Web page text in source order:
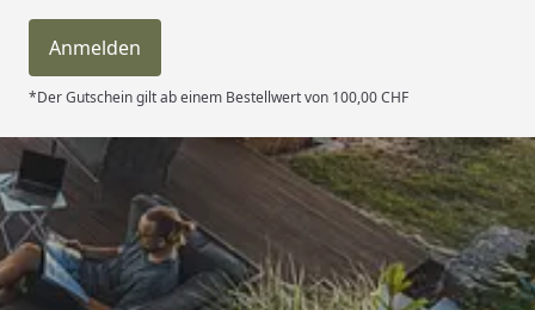
Anmelden
*Der Gutschein gilt ab einem Bestellwert von 100,00 CHF
Trusted Shops
4,81/ 5